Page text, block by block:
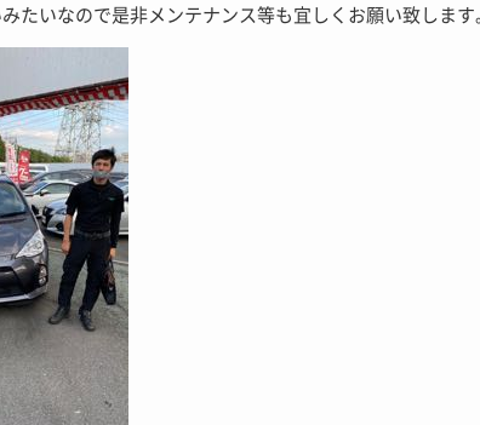
たいなので是非メンテナンス等も宜しくお願い致します